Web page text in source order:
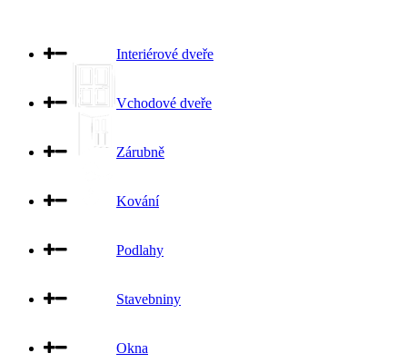
Interiérové dveře
Vchodové dveře
Zárubně
Kování
Podlahy
Stavebniny
Okna